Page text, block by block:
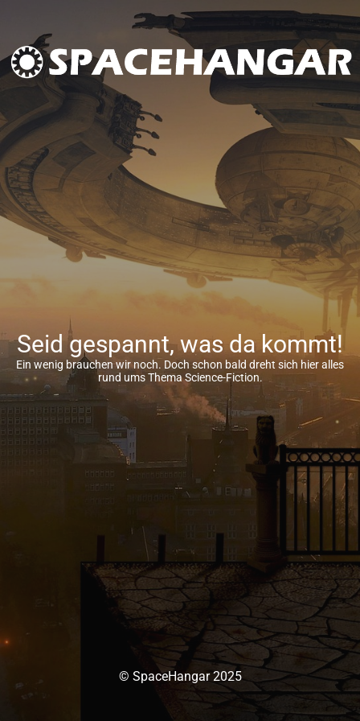
Seid gespannt, was da kommt!
Ein wenig brauchen wir noch. Doch schon bald dreht sich hier alles
rund ums Thema Science-Fiction.
© SpaceHangar 2025